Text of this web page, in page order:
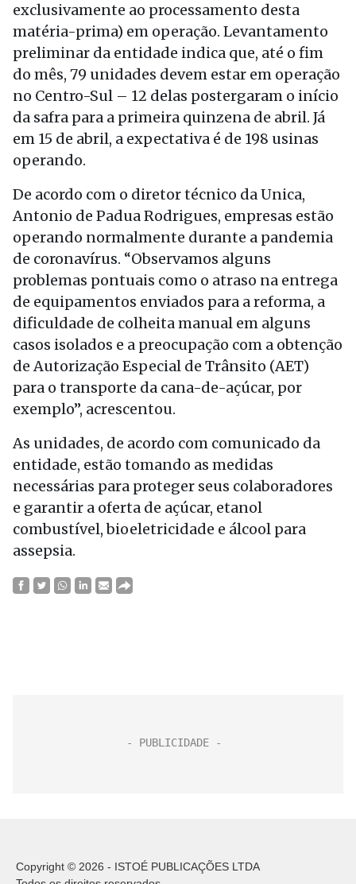
exclusivamente ao processamento desta
matéria-prima) em operação. Levantamento
preliminar da entidade indica que, até o fim
do mês, 79 unidades devem estar em operação
no Centro-Sul – 12 delas postergaram o início
da safra para a primeira quinzena de abril. Já
em 15 de abril, a expectativa é de 198 usinas
operando.
De acordo com o diretor técnico da Unica,
Antonio de Padua Rodrigues, empresas estão
operando normalmente durante a pandemia
de coronavírus. “Observamos alguns
problemas pontuais como o atraso na entrega
de equipamentos enviados para a reforma, a
dificuldade de colheita manual em alguns
casos isolados e a preocupação com a obtenção
de Autorização Especial de Trânsito (AET)
para o transporte da cana-de-açúcar, por
exemplo”, acrescentou.
As unidades, de acordo com comunicado da
entidade, estão tomando as medidas
necessárias para proteger seus colaboradores
e garantir a oferta de açúcar, etanol
combustível, bioeletricidade e álcool para
assepsia.
Copyright © 2026 - ISTOÉ PUBLICAÇÕES LTDA